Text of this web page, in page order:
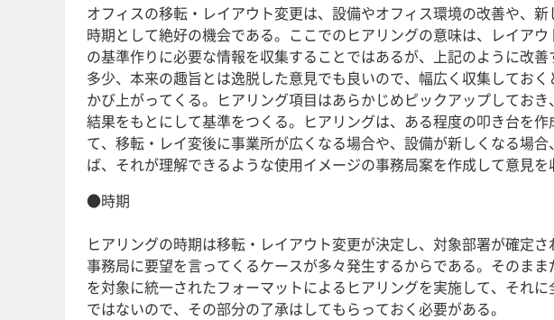
オフィスの移転・レイアウト変更は、設備やオフィス環境の改善や、
時期として絶好の機会である。ここでのヒアリングの意味は、レイア
の基準作りに必要な情報を収集することではあるが、上記のように改善
多少、本来の趣旨とは逸脱した意見でも良いので、幅広く収集してお
かび上がってくる。ヒアリング項目はあらかじめピックアップしてお
結果をもとにして基準をつくる。ヒアリングは、ある程度の叩き台を
て、移転・レイ変後に事業所が広くなる場合や、設備が新しくなる場
ば、それが理解できるような使用イメージの事務局案を作成して意見を
●時期
ヒアリングの時期は移転・レイアウト変更が決定し、対象部署が確定
事務局に要望を言ってくるケースが多々発生するからである。そのま
を対象に統一されたフォーマットによるヒアリングを実施して、それ
ではないので、その部分の了承はしてもらっておく必要がある。